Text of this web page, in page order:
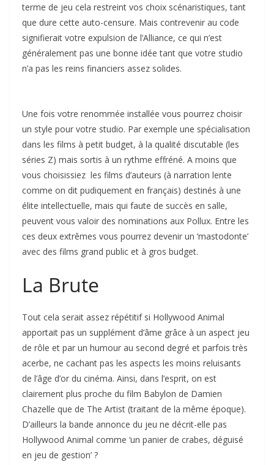
terme de jeu cela restreint vos choix scénaristiques, tant
que dure cette auto-censure. Mais contrevenir au code
signifierait votre expulsion de l’Alliance, ce qui n’est
généralement pas une bonne idée tant que votre studio
n’a pas les reins financiers assez solides.
Une fois votre renommée installée vous pourrez choisir
un style pour votre studio. Par exemple une spécialisation
dans les films à petit budget, à la qualité discutable (les
séries Z) mais sortis à un rythme effréné. A moins que
vous choisissiez les films d’auteurs (à narration lente
comme on dit pudiquement en français) destinés à une
élite intellectuelle, mais qui faute de succès en salle,
peuvent vous valoir des nominations aux Pollux. Entre les
ces deux extrêmes vous pourrez devenir un ‘mastodonte’
avec des films grand public et à gros budget.
La Brute
Tout cela serait assez répétitif si Hollywood Animal
apportait pas un supplément d’âme grâce à un aspect jeu
de rôle et par un humour au second degré et parfois très
acerbe, ne cachant pas les aspects les moins reluisants
de l’âge d’or du cinéma. Ainsi, dans l’esprit, on est
clairement plus proche du film Babylon de Damien
Chazelle que de The Artist (traitant de la même époque).
D’ailleurs la bande annonce du jeu ne décrit-elle pas
Hollywood Animal comme ‘un panier de crabes, déguisé
en jeu de gestion’ ?